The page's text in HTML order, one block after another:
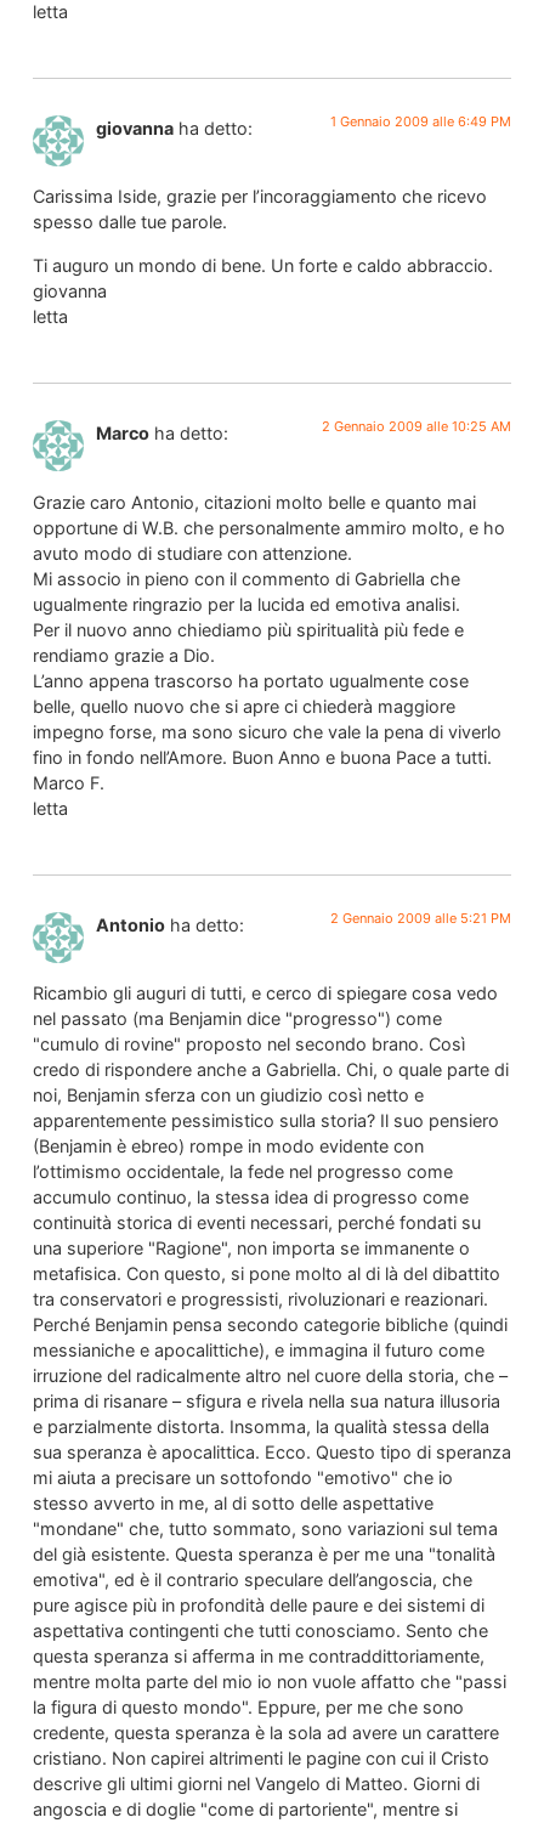
letta
giovanna ha detto: 1 Gennaio 2009 alle 6:49 PM
Carissima Iside, grazie per l’incoraggiamento che ricevo
spesso dalle tue parole.
Ti auguro un mondo di bene. Un forte e caldo abbraccio.
giovanna
letta
Marco ha detto: 2 Gennaio 2009 alle 10:25 AM
Grazie caro Antonio, citazioni molto belle e quanto mai
opportune di W.B. che personalmente ammiro molto, e ho
avuto modo di studiare con attenzione.
Mi associo in pieno con il commento di Gabriella che
ugualmente ringrazio per la lucida ed emotiva analisi.
Per il nuovo anno chiediamo più spiritualità più fede e
rendiamo grazie a Dio.
L’anno appena trascorso ha portato ugualmente cose
belle, quello nuovo che si apre ci chiederà maggiore
impegno forse, ma sono sicuro che vale la pena di viverlo
fino in fondo nell’Amore. Buon Anno e buona Pace a tutti.
Marco F.
letta
Antonio ha detto: 2 Gennaio 2009 alle 5:21 PM
Ricambio gli auguri di tutti, e cerco di spiegare cosa vedo
nel passato (ma Benjamin dice "progresso") come
"cumulo di rovine" proposto nel secondo brano. Così
credo di rispondere anche a Gabriella. Chi, o quale parte di
noi, Benjamin sferza con un giudizio così netto e
apparentemente pessimistico sulla storia? Il suo pensiero
(Benjamin è ebreo) rompe in modo evidente con
l’ottimismo occidentale, la fede nel progresso come
accumulo continuo, la stessa idea di progresso come
continuità storica di eventi necessari, perché fondati su
una superiore "Ragione", non importa se immanente o
metafisica. Con questo, si pone molto al di là del dibattito
tra conservatori e progressisti, rivoluzionari e reazionari.
Perché Benjamin pensa secondo categorie bibliche (quindi
messianiche e apocalittiche), e immagina il futuro come
irruzione del radicalmente altro nel cuore della storia, che –
prima di risanare – sfigura e rivela nella sua natura illusoria
e parzialmente distorta. Insomma, la qualità stessa della
sua speranza è apocalittica. Ecco. Questo tipo di speranza
mi aiuta a precisare un sottofondo "emotivo" che io
stesso avverto in me, al di sotto delle aspettative
"mondane" che, tutto sommato, sono variazioni sul tema
del già esistente. Questa speranza è per me una "tonalità
emotiva", ed è il contrario speculare dell’angoscia, che
pure agisce più in profondità delle paure e dei sistemi di
aspettativa contingenti che tutti conosciamo. Sento che
questa speranza si afferma in me contraddittoriamente,
mentre molta parte del mio io non vuole affatto che "passi
la figura di questo mondo". Eppure, per me che sono
credente, questa speranza è la sola ad avere un carattere
cristiano. Non capirei altrimenti le pagine con cui il Cristo
descrive gli ultimi giorni nel Vangelo di Matteo. Giorni di
angoscia e di doglie "come di partoriente", mentre si